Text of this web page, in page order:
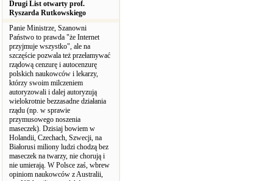
Drugi List otwarty prof.
Ryszarda Rutkowskiego
Panie Ministrze, Szanowni
Państwo to prawda "że Internet
przyjmuje wszystko", ale na
szczęście pozwala też przełamywać
rządową cenzurę i autocenzurę
polskich naukowców i lekarzy,
którzy swoim milczeniem
autoryzowali i dalej autoryzują
wielokrotnie bezzasadne działania
rządu (np. w sprawie
przymusowego noszenia
maseczek). Dzisiaj bowiem w
Holandii, Czechach, Szwecji, na
Białorusi miliony ludzi chodzą bez
maseczek na twarzy, nie chorują i
nie umierają. W Polsce zaś, wbrew
opiniom naukowców z Australii,